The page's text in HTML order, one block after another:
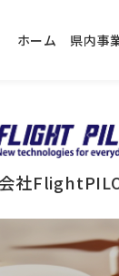
ホーム 県内事
社